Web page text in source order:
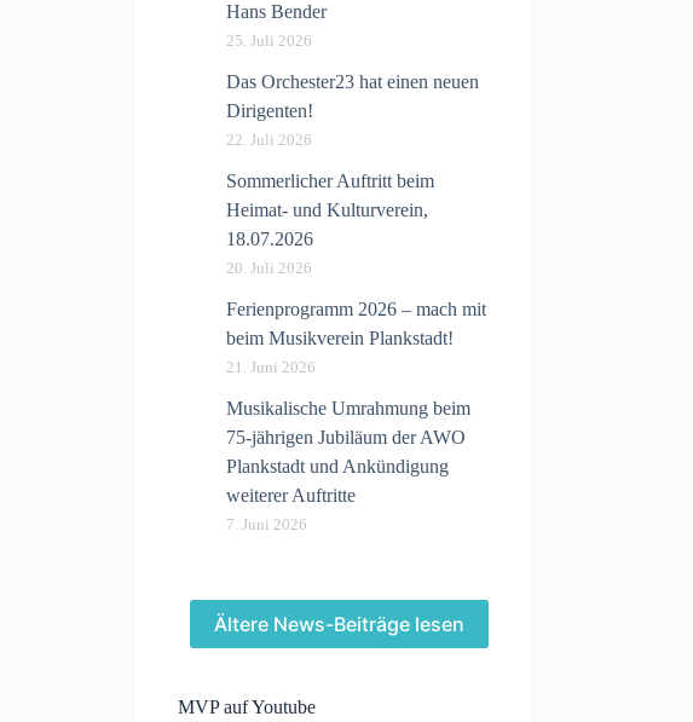
Hans Bender
25. Juli 2026
Das Orchester23 hat einen neuen
Dirigenten!
22. Juli 2026
Sommerlicher Auftritt beim
Heimat- und Kulturverein,
18.07.2026
20. Juli 2026
Ferienprogramm 2026 – mach mit
beim Musikverein Plankstadt!
21. Juni 2026
Musikalische Umrahmung beim
75-jährigen Jubiläum der AWO
Plankstadt und Ankündigung
weiterer Auftritte
7. Juni 2026
Ältere News-Beiträge lesen
MVP auf Youtube